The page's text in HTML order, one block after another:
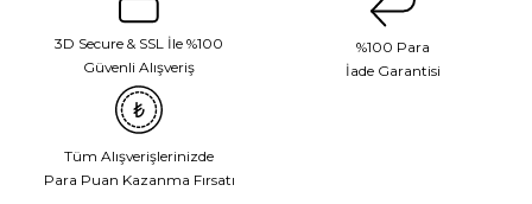
3D Secure & SSL İle %100
Güvenli Alışveriş
%100 Para
İade Garantisi
Tüm Alışverişlerinizde
Para Puan Kazanma Fırsatı